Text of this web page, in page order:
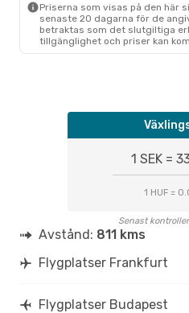
Priserna som visas på den här
senaste 20 dagarna för de
betraktas som det slutgiltiga
tillgänglighet och priser kan
1 SEK =
1 HUF =
Senast
Avstånd: 811 kms
Flygplatser Frankfurt
Flygplatser Budapest